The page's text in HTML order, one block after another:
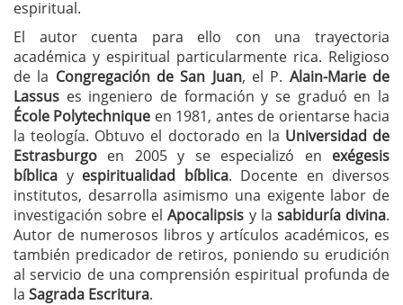
espiritual.
El autor cuenta para ello con una trayectoria
académica y espiritual particularmente rica. Religioso
de la Congregación de San Juan, el P. Alain-Marie de
Lassus es ingeniero de formación y se graduó en la
École Polytechnique en 1981, antes de orientarse hacia
la teología. Obtuvo el doctorado en la Universidad de
Estrasburgo en 2005 y se especializó en exégesis
bíblica y espiritualidad bíblica. Docente en diversos
institutos, desarrolla asimismo una exigente labor de
investigación sobre elApocalipsis y la sabiduría divina.
Autor de numerosos libros y artículos académicos, es
también predicador de retiros, poniendo su erudición
al servicio de una comprensión espiritual profunda de
la Sagrada Escritura.